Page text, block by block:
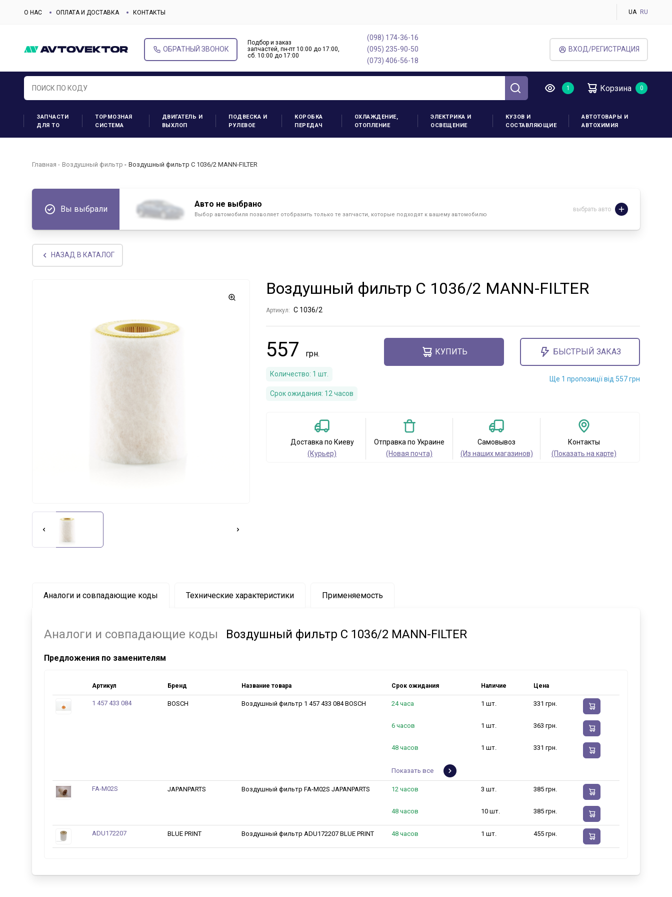
О НАС ОПЛАТА И ДОСТАВКА КОНТАКТЫ UA RU
ОБРАТНЫЙ ЗВОНОК
Подбор и заказ
запчастей, пн-пт 10:00 до 17:00,
cб. 10:00 до 17:00
(098) 174-36-16
(095) 235-90-50
(073) 406-56-18
ВХОД/РЕГИСТРАЦИЯ
Корзина
ЗАПЧАСТИ
ДЛЯ ТО
ТОРМОЗНАЯ
СИСТЕМА
ДВИГАТЕЛЬ И
ВЫХЛОП
ПОДВЕСКА И
РУЛЕВОЕ
КОРОБКА
ПЕРЕДАЧ
ОХЛАЖДЕНИЕ,
ОТОПЛЕНИЕ
ЭЛЕКТРИКА И
ОСВЕЩЕНИЕ
КУЗОВ И
СОСТАВЛЯЮЩИЕ
АВТОТОВАРЫ И
АВТОХИМИЯ
Главная Воздушный фильтр Воздушный фильтр C 1036/2 MANN-FILTER
Вы выбрали
Авто не выбрано
Выбор автомобиля позволяет отобразить только те запчасти, которые подходят к вашему автомобилю
выбрать авто
НАЗАД В КАТАЛОГ
Воздушный фильтр C 1036/2 MANN-FILTER
Артикул: C 1036/2
557
Количество: 1 шт.
Срок ожидания: 12 часов
КУПИТЬ БЫСТРЫЙ ЗАКАЗ
Ще 1 пропозиції від 557 грн
Доставка по Киеву
(Курьер)
Отправка по Украине
(Новая почта)
Самовывоз
(Из наших магазинов)
Контакты
(Показать на карте)
Аналоги и совпадающие коды Технические характеристики Применяемость
Аналоги и совпадающие коды Воздушный фильтр C 1036/2 MANN-FILTER
Предложения по заменителям
Артикул Бренд Название товара Срок ожидания Наличие Цена
1 457 433 084 BOSCH Воздушный фильтр 1 457 433 084 BOSCH 24 часа 1 шт. 331 грн.
6 часов 1 шт. 363 грн.
48 часов 1 шт. 331 грн.
Показать все
FA-M02S JAPANPARTS Воздушный фильтр FA-M02S JAPANPARTS 12 часов 3 шт. 385 грн.
48 часов 10 шт. 385 грн.
ADU172207 BLUE PRINT Воздушный фильтр ADU172207 BLUE PRINT 48 часов 1 шт. 455 грн.